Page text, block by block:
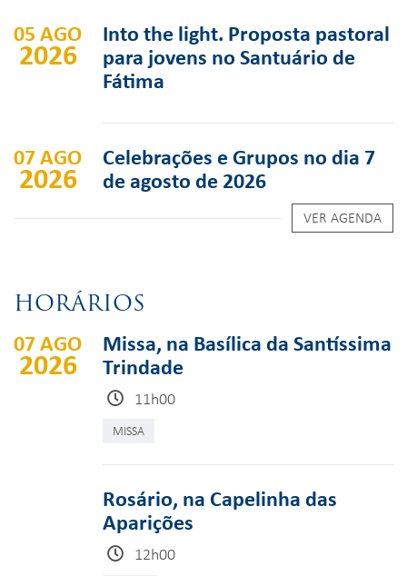
05 AGO
2026
Into the light. Proposta pastoral
para jovens no Santuário de
Fátima
07 AGO
2026
Celebrações e Grupos no dia 7
de agosto de 2026
VER AGENDA
HORÁRIOS
07 AGO
2026
Missa, na Basílica da Santíssima
Trindade
11h00
MISSA
Rosário, na Capelinha das
Aparições
12h00